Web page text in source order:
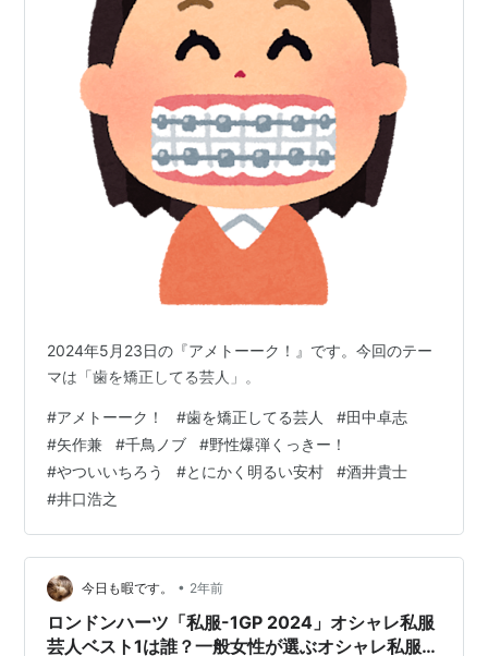
2024年5月23日の『アメトーーク！』です。今回のテー
マは「歯を矯正してる芸人」。
#アメトーーク！ #歯を矯正してる芸人 #田中卓志
#矢作兼 #千鳥ノブ #野性爆弾くっきー！
#やついいちろう #とにかく明るい安村 #酒井貴士
#井口浩之
今日も暇です。 • 2年前
ロンドンハーツ「私服-1GP 2024」オシャレ私服
芸人ベスト1は誰？一般女性が選ぶオシャレ私服芸